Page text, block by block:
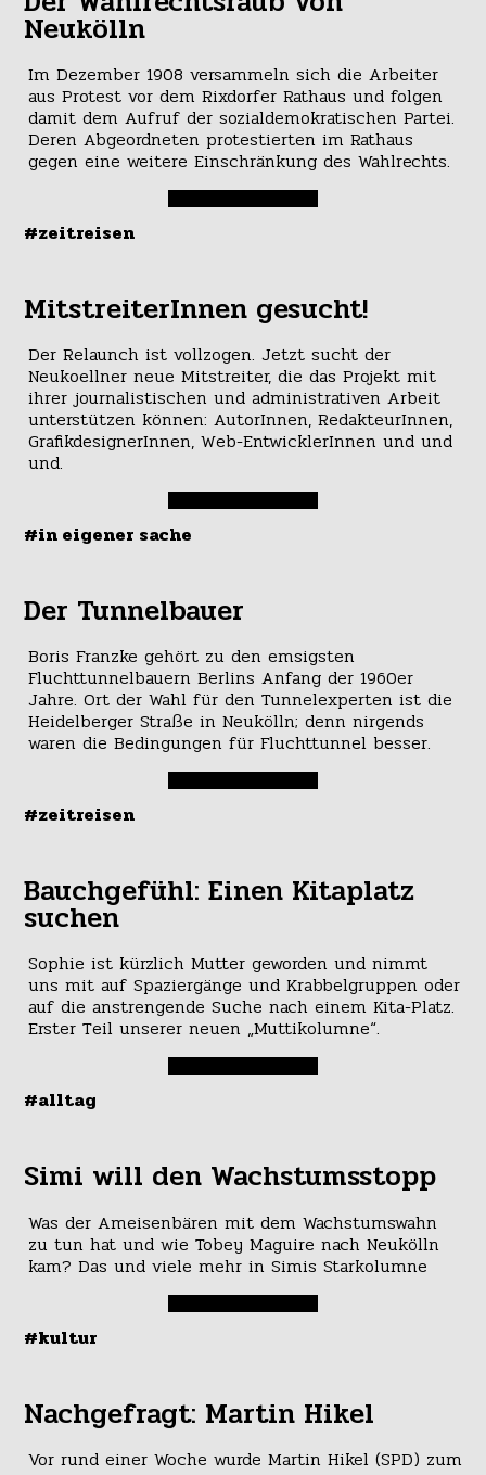
Neukölln
Im Dezember 1908 versammeln sich die Arbeiter
aus Protest vor dem Rixdorfer Rathaus und folgen
damit dem Aufruf der sozialdemokratischen Partei.
Deren Abgeordneten protestierten im Rathaus
gegen eine weitere Einschränkung des Wahlrechts.
#zeitreisen
MitstreiterInnen gesucht!
Der Relaunch ist vollzogen. Jetzt sucht der
Neukoellner neue Mitstreiter, die das Projekt mit
ihrer journalistischen und administrativen Arbeit
unterstützen können: AutorInnen, RedakteurInnen,
GrafikdesignerInnen, Web-EntwicklerInnen und und
und.
#in eigener sache
Der Tunnelbauer
Boris Franzke gehört zu den emsigsten
Fluchttunnelbauern Berlins Anfang der 1960er
Jahre. Ort der Wahl für den Tunnelexperten ist die
Heidelberger Straße in Neukölln; denn nirgends
waren die Bedingungen für Fluchttunnel besser.
#zeitreisen
Bauchgefühl: Einen Kitaplatz
suchen
Sophie ist kürzlich Mutter geworden und nimmt
uns mit auf Spaziergänge und Krabbelgruppen oder
auf die anstrengende Suche nach einem Kita-Platz.
Erster Teil unserer neuen „Muttikolumne“.
#alltag
Simi will den Wachstumsstopp
Was der Ameisenbären mit dem Wachstumswahn
zu tun hat und wie Tobey Maguire nach Neukölln
kam? Das und viele mehr in Simis Starkolumne
#kultur
Nachgefragt: Martin Hikel
Vor rund einer Woche wurde Martin Hikel (SPD) zum